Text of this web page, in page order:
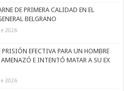
DE PRIMERA CALIDAD EN EL
BELGRANO
2026
EFECTIVA PARA UN HOMBRE
E INTENTÓ MATAR A SU EX
2026